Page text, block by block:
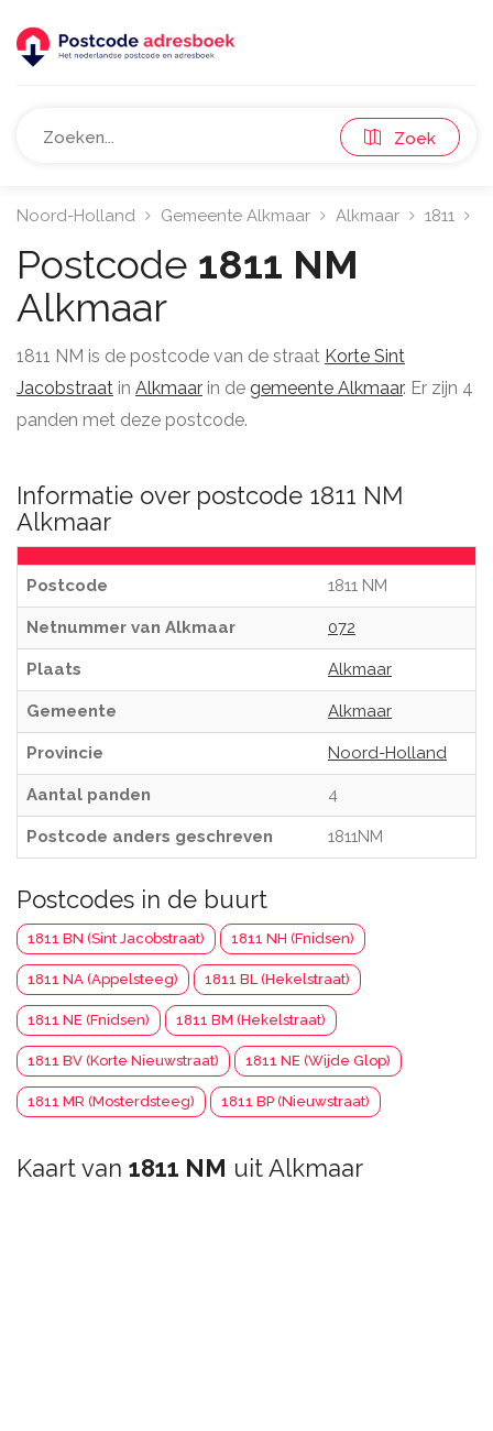
Zoek
Noord-Holland Gemeente Alkmaar Alkmaar 1811
Postcode 1811 NM
Alkmaar
1811 NM is de postcode van de straat Korte Sint
Jacobstraat in Alkmaar in de gemeente Alkmaar. Er zijn 4
panden met deze postcode.
Informatie over postcode 1811 NM
Alkmaar
Postcode 1811 NM
Netnummer van Alkmaar 072
Plaats Alkmaar
Gemeente Alkmaar
Provincie Noord-Holland
Aantal panden 4
Postcode anders geschreven 1811NM
Postcodes in de buurt
1811 BN (Sint Jacobstraat) 1811 NH (Fnidsen)
1811 NA (Appelsteeg) 1811 BL (Hekelstraat)
1811 NE (Fnidsen) 1811 BM (Hekelstraat)
1811 BV (Korte Nieuwstraat) 1811 NE (Wijde Glop)
1811 MR (Mosterdsteeg) 1811 BP (Nieuwstraat)
Kaart van 1811 NM uit Alkmaar